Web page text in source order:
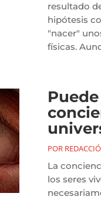
resultado
hipótesis
"nacer"
físicas.
POR
La
los seres